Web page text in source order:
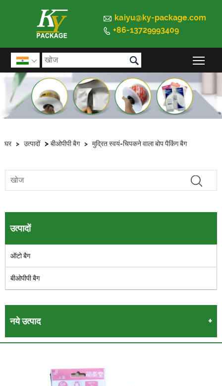
 kaiyu@ky-package.com
 +86-13729993409
 
घर > उत्पादों > बीओपीपी बैग > मुद्रित स्वयं-चिपकने वाला बोप पैकिंग बैग
उत्पादों
ऑटो बैग
बीओपीपी बैग
नये उत्पाद